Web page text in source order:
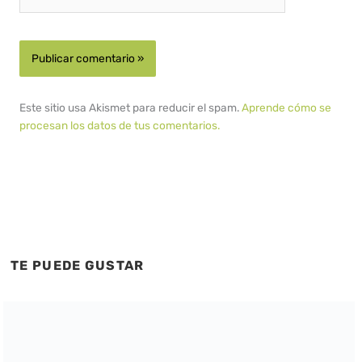
Este sitio usa Akismet para reducir el spam.Aprende cómo se
procesan los datos de tus comentarios.
TE PUEDE GUSTAR